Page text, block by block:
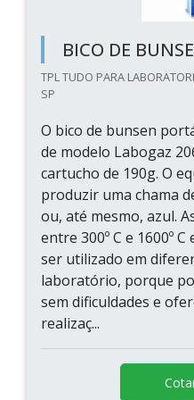
BICO DE
TPL TUDO PARA
SP
O bico de bunsen
de modelo Labogaz
cartucho de 190g. O
produzir uma chama
ou, até mesmo, azul.
entre 300º C e 1600º
ser utilizado em
laboratório, porque
sem dificuldades e
realizaç...